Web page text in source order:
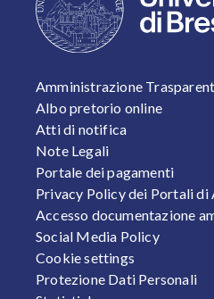
FOOTER 1
Amministrazione
Albo pretorio online
Atti di notifica
Note Legali
Portale dei pagamenti
Privacy Policy dei Portali di
Accesso documentazione
Social Media Policy
Cookie settings
Protezione Dati Personali